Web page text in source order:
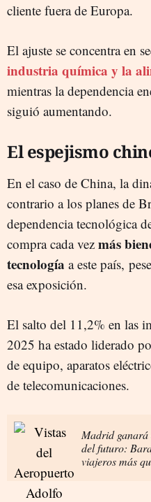
cliente fuera de Europa.
El ajuste se concentra en
industria química y la
mientras la dependencia
siguió aumentando.
El espejismo
En el caso de China, la
contrario a los planes de
dependencia tecnológica
compra cada vez más
tecnología a este país,
esa exposición.
El salto del 11,2% en las
2025 ha estado liderado
de equipo, aparatos
de telecomunicaciones.
Madrid
del futuro:
viajeros más